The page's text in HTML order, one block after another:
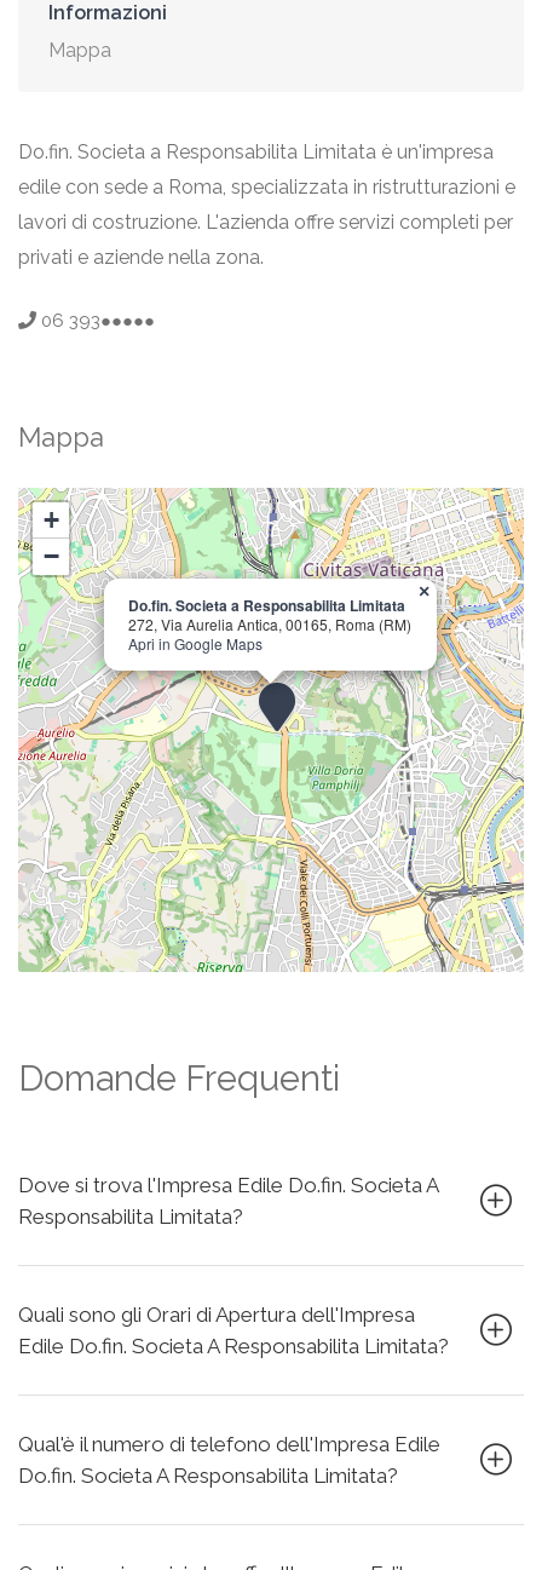
Informazioni
Mappa
Do.fin. Societa a Responsabilita Limitata è un'impresa
edile con sede a Roma, specializzata in ristrutturazioni e
lavori di costruzione. L'azienda offre servizi completi per
privati e aziende nella zona.
06 393●●●●●
Mappa
Do.fin. Societa a Responsabilita Limitata
272, Via Aurelia Antica, 00165, Roma (RM)
Apri in Google Maps
×
+
−
Domande Frequenti
Dove si trova l'Impresa Edile Do.fin. Societa A
Responsabilita Limitata?
Quali sono gli Orari di Apertura dell'Impresa
Edile Do.fin. Societa A Responsabilita Limitata?
Qual'è il numero di telefono dell'Impresa Edile
Do.fin. Societa A Responsabilita Limitata?